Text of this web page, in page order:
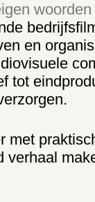
woorden
en
tot
met
verhaal